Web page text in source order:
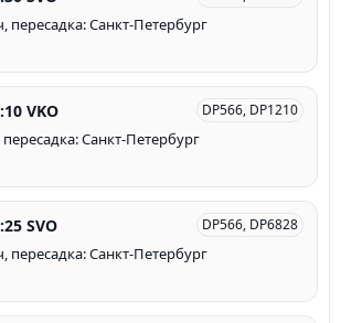
пересадка: Санкт-Петербург
VKO DP566, DP1210
Санкт-Петербург
SVO DP566, DP6828
пересадка: Санкт-Петербург